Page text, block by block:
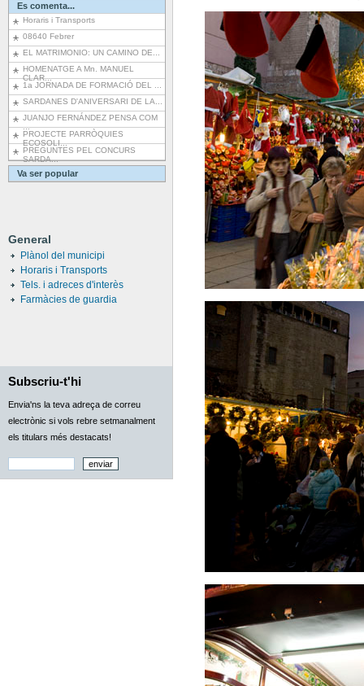
Es comenta...
Horaris i Transports
08640 Febrer
EL MATRIMONIO: UN CAMINO DE...
HOMENATGE A Mn. MANUEL
CLAR...
1a JORNADA DE FORMACIÓ DEL ...
SARDANES D'ANIVERSARI DE LA...
JUANJO FERNÁNDEZ PENSA COM
...
PROJECTE PARRÒQUIES
ECOSOLI...
PREGUNTES PEL CONCURS
SARDA...
Va ser popular
General
Plànol del municipi
Horaris i Transports
Tels. i adreces d'interès
Farmàcies de guardia
Subscriu-t'hi
Envia'ns la teva adreça de correu
electrònic si vols rebre setmanalment
els titulars més destacats!